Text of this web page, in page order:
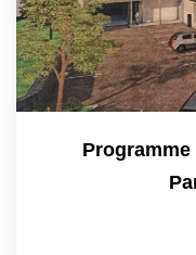
Programme